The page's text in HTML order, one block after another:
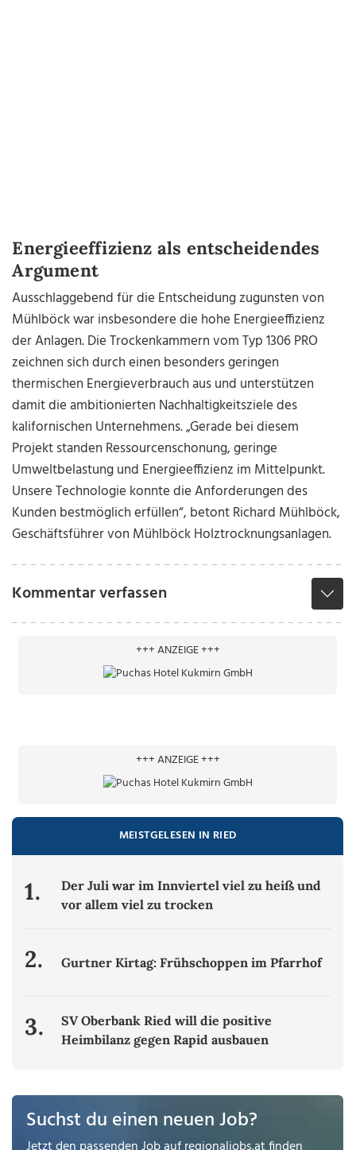
Energieeffizienz als entscheidendes
Argument
Ausschlaggebend für die Entscheidung zugunsten von
Mühlböck war insbesondere die hohe Energieeffizienz
der Anlagen. Die Trockenkammern vom Typ 1306 PRO
zeichnen sich durch einen besonders geringen
thermischen Energieverbrauch aus und unterstützen
damit die ambitionierten Nachhaltigkeitsziele des
kalifornischen Unternehmens. „Gerade bei diesem
Projekt standen Ressourcenschonung, geringe
Umweltbelastung und Energieeffizienz im Mittelpunkt.
Unsere Technologie konnte die Anforderungen des
Kunden bestmöglich erfüllen“, betont Richard Mühlböck,
Geschäftsführer von Mühlböck Holztrocknungsanlagen.
Kommentar verfassen
+++ ANZEIGE +++
+++ ANZEIGE +++
MEISTGELESEN IN RIED
1.
Der Juli war im Innviertel viel zu heiß und
vor allem viel zu trocken
2. Gurtner Kirtag: Frühschoppen im Pfarrhof
3.
SV Oberbank Ried will die positive
Heimbilanz gegen Rapid ausbauen
Suchst du einen neuen Job?